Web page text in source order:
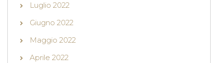
Luglio 2022
Giugno 2022
Maggio 2022
Aprile 2022